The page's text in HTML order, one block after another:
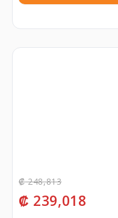
₡248,813
₡ 239,018